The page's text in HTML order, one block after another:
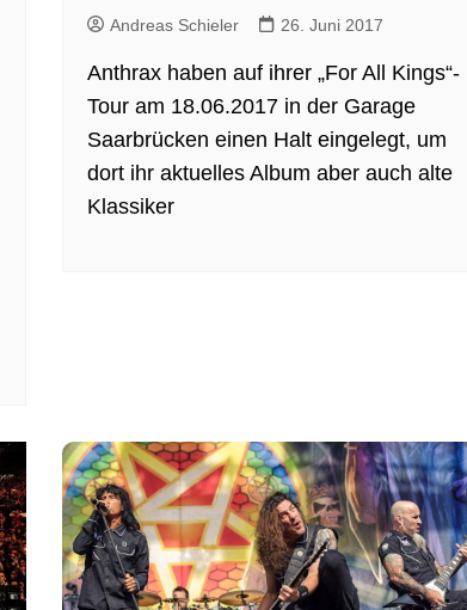
Andreas Schieler 26. Juni 2017
Anthrax haben auf ihrer „For All Kings“-
Tour am 18.06.2017 in der Garage
Saarbrücken einen Halt eingelegt, um
dort ihr aktuelles Album aber auch alte
Klassiker